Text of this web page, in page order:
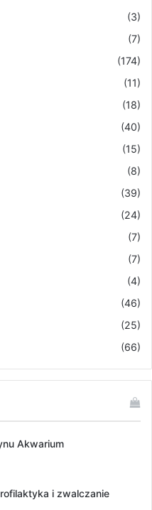
(3)
(7)
(174)
(11)
(18)
(40)
(15)
(8)
(39)
(24)
(7)
(7)
(4)
(46)
(25)
(66)
Akwarium
i zwalczanie